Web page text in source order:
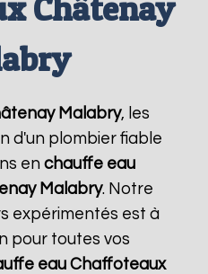
Châtenay
Malabry, les
d'un plombier fiable
enchauffe eau
Malabry. Notre
expérimentés est à
pour toutes vos
eau Chaffoteaux